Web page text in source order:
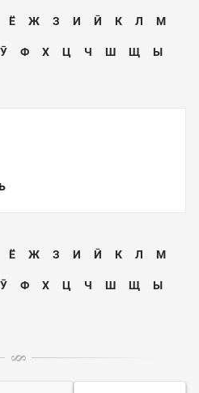
Ё Ж З И Ӣ К Л М
Ӯ Ф Х Ц Ч Ш Щ Ы
Ё Ж З И Ӣ К Л М
Ӯ Ф Х Ц Ч Ш Щ Ы